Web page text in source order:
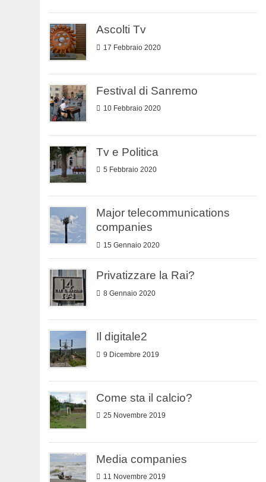
Ascolti Tv
17 Febbraio 2020
Festival di Sanremo
10 Febbraio 2020
Tv e Politica
5 Febbraio 2020
Major telecommunications
companies
15 Gennaio 2020
Privatizzare la Rai?
8 Gennaio 2020
Il digitale2
9 Dicembre 2019
Come sta il calcio?
25 Novembre 2019
Media companies
11 Novembre 2019